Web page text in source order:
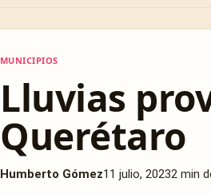
MUNICIPIOS
Lluvias
Querétaro
Humberto Gómez11 julio, 20232 min